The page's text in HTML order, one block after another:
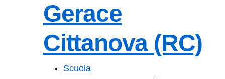
Gerace
Cittanova (RC)
— Visita la
Scuola